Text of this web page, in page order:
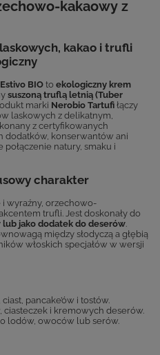
kakaowy z
kakao i trufli
BIO to ekologiczny krem
suszoną truflą letnią (Tuber
marki Nerobio Tartufi łączy
laskowych z delikatnym,
z certyfikowanych
dodatków, konserwantów ani
natury, smaku i
charakter
i wyraźny, orzechowo-
trufli. Jest doskonały do
jako dodatek do deserów.
między słodyczą a głębią
włoskich specjałów w wersji
pancake’ów i tostów.
ciasteczek i kremowych deserów.
lodów, owoców lub serów.